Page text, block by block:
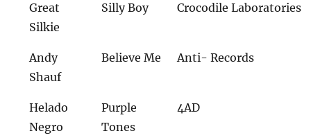
Great
Silkie
Silly Boy Crocodile Laboratories
Andy
Shauf
Believe Me Anti- Records
Helado
Negro
Purple
Tones
4AD